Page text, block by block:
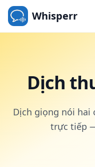
Whisperr
Dịch
Dịch giọng nói hai
trực tiếp